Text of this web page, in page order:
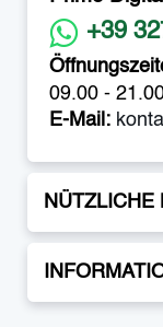
+39
09.00 -
E-Mail:
NÜTZLICHE